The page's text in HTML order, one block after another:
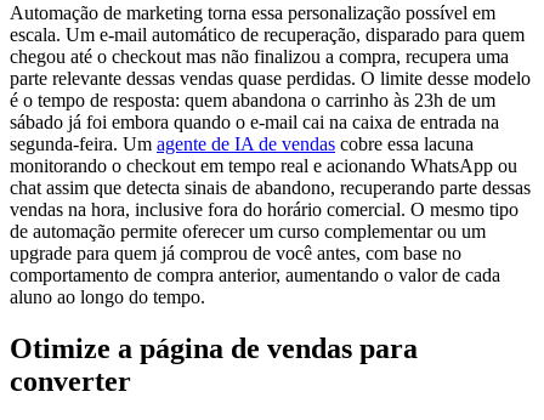
Automação de marketing torna essa personalização possível em
escala. Um e-mail automático de recuperação, disparado para quem
chegou até o checkout mas não finalizou a compra, recupera uma
parte relevante dessas vendas quase perdidas. O limite desse modelo
é o tempo de resposta: quem abandona o carrinho às 23h de um
sábado já foi embora quando o e-mail cai na caixa de entrada na
segunda-feira. Um agente de IA de vendas cobre essa lacuna
monitorando o checkout em tempo real e acionando WhatsApp ou
chat assim que detecta sinais de abandono, recuperando parte dessas
vendas na hora, inclusive fora do horário comercial. O mesmo tipo
de automação permite oferecer um curso complementar ou um
upgrade para quem já comprou de você antes, com base no
comportamento de compra anterior, aumentando o valor de cada
aluno ao longo do tempo.
Otimize a página de vendas para
converter